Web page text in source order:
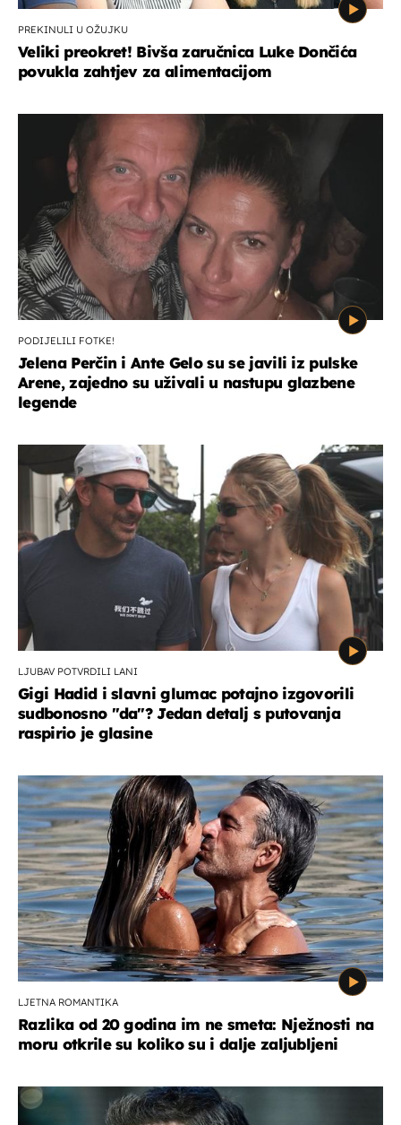
PREKINULI U OŽUJKU
Veliki preokret! Bivša zaručnica Luke Dončića
povukla zahtjev za alimentacijom
PODIJELILI FOTKE!
Jelena Perčin i Ante Gelo su se javili iz pulske
Arene, zajedno su uživali u nastupu glazbene
legende
LJUBAV POTVRDILI LANI
Gigi Hadid i slavni glumac potajno izgovorili
sudbonosno "da"? Jedan detalj s putovanja
raspirio je glasine
LJETNA ROMANTIKA
Razlika od 20 godina im ne smeta: Nježnosti na
moru otkrile su koliko su i dalje zaljubljeni